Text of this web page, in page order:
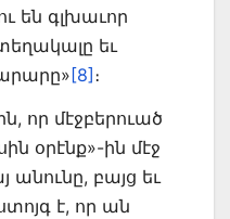
գլխա­ւոր
եւ
[8] ։
որ մէջբերուած
օրէնք»-ին մէջ
անունը, բայց եւ
է, որ ան